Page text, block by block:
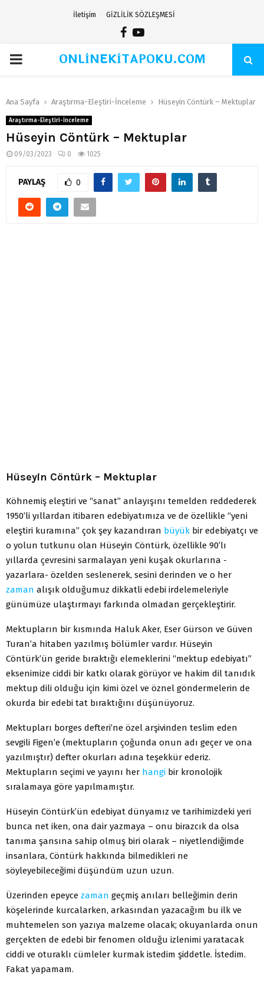
İletişim GİZLİLİK SÖZLEŞMESİ
Facebook
Youtube
PRIMARYONLİNEKİTAPOKU.COM
Ana Sayfa Araştırma-Eleştiri-İnceleme Hüseyin Cöntürk – Mektuplar
Araştırma-Eleştiri-İnceleme
Hüseyin Cöntürk – Mektuplar
09/03/2023 0 1025
PAYLAŞ 0
Hüseyin Cöntürk – Mektuplar
Köhnemiş eleştiri ve “sanat” anlayışını temelden reddederek
1950’li yıllardan itibaren edebiyatımıza ve de özellikle “yeni
eleştiri kuramına” çok şey kazandıran büyük bir edebiyatçı ve
o yolun tutkunu olan Hüseyin Cöntürk, özellikle 90’lı
yıllarda çevresini sarmalayan yeni kuşak okurlarına -
yazarlara- özelden seslenerek, sesini derinden ve o her
zaman alışık olduğumuz dikkatli edebi irdelemeleriyle
günümüze ulaştırmayı farkında olmadan gerçekleştirir.
Mektupların bir kısmında Haluk Aker, Eser Gürson ve Güven
Turan’a hitaben yazılmış bölümler vardır. Hüseyin
Cöntürk’ün geride bıraktığı elemeklerini “mektup edebiyatı”
eksenimize ciddi bir katkı olarak görüyor ve hakim dil tanıdık
mektup dili olduğu için kimi özel ve öznel göndermelerin de
okurda bir edebi tat bıraktığını düşünüyoruz.
Mektupları borges defteri’ne özel arşivinden teslim eden
sevgili Figen’e (mektupların çoğunda onun adı geçer ve ona
yazılmıştır) defter okurları adına teşekkür ederiz.
Mektupların seçimi ve yayını her hangi bir kronolojik
sıralamaya göre yapılmamıştır.
Hüseyin Cöntürk’ün edebiyat dünyamız ve tarihimizdeki yeri
bunca net iken, ona dair yazmaya – onu birazcık da olsa
tanıma şansına sahip olmuş biri olarak – niyetlendiğimde
insanlara, Cöntürk hakkında bilmedikleri ne
söyleyebileceğimi düşündüm uzun uzun.
Üzerinden epeyce zaman geçmiş anıları belleğimin derin
köşelerinde kurcalarken, arkasından yazacağım bu ilk ve
muhtemelen son yazıya malzeme olacak; okuyanlarda onun
gerçekten de edebi bir fenomen olduğu izlenimi yaratacak
ciddi ve oturaklı cümleler kurmak istedim şiddetle. İstedim.
Fakat yapamam.